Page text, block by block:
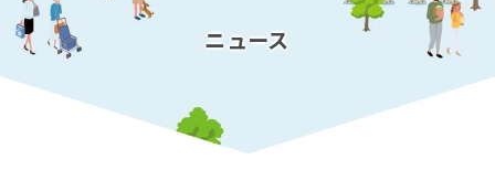
ニュース